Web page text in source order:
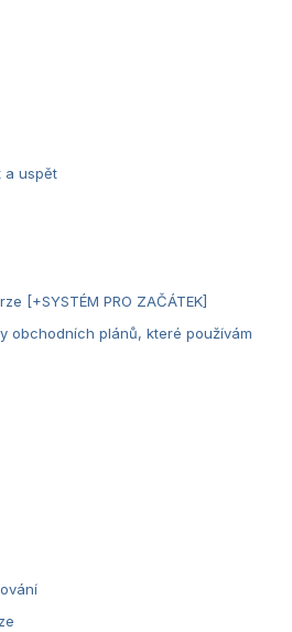
a uspět
[+SYSTÉM PRO ZAČÁTEK]
obchodních plánů, které používám